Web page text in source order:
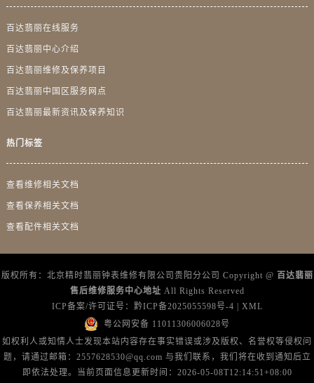
广东省汕尾市城区香洲街道园林社区翠园街百达翡丽售后服务中心（需提前预约）
广东省湛江市赤坎区观海北路百达翡丽售后服务中心（需提前预约）
百达翡丽在线服务
百达翡丽中心介绍
百达翡丽维修及保养项目
百达翡丽中国区服务网点
百达翡丽最新资讯及保养知识
热门标签
查看维修相关文档
查看保养相关文档
查看配件相关文档
版权所有：北京精时翡丽钟表维修有限公司贵阳分公司 Copyright @ 百达翡丽
售后维修服务中心地址 All Rights Reserved
ICP备案/许可证号： 黔ICP备2025055598号-4 | XML
粤公网安备 11011306006028号
如权利人或知情人士发现本站内容存在事实错误或涉及版权、名誉权等侵权问
题，请通过邮箱：2557628530@qq.com 与我们联系，我们将在收到通知后立
即依法处理。当前页面信息更新时间：2026-05-08T12:14:51+08:00